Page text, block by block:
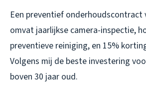
Een preventief onderhoudscontract
omvat jaarlijkse camera-inspectie,
preventieve reiniging, en 15%
Volgens mij de beste investering
boven 30 jaar oud.